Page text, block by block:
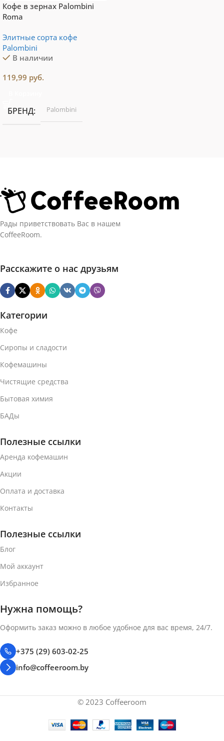
Кофе в зернах Palombini
Roma
Элитные сорта кофе
Palombini
В наличии
119,99 руб.
БРЕНД Palombini
Рады приветствовать Вас в нашем
CoffeeRoom.
Расскажите о нас друзьям
Категории
Кофе
Сиропы и сладости
Кофемашины
Чистящие средства
Бытовая химия
БАДы
Полезные ссылки
Аренда кофемашин
Акции
Оплата и доставка
Контакты
Полезные ссылки
Блог
Мой аккаунт
Избранное
Нужна помощь?
Оформить заказ можно в любое удобное для вас время, 24/7.
+375 (29) 603-02-25
info@coffeeroom.by
© 2023 Coffeeroom